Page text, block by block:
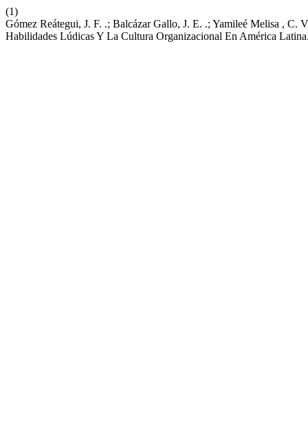
(1)
Gómez Reátegui, J. F. .; Balcázar Gallo, J. E. .; Yamileé Melisa ,
Habilidades Lúdicas Y La Cultura Organizacional En América